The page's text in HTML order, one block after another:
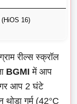
16)
रील्स स्क्रॉल
BGMI में आप
आप 2 घंटे
गर्म (42°C